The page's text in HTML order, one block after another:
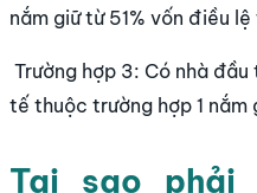
nắm giữ từ 51% vốn điều
Trường hợp 3: Có nhà
tế thuộc trường hợp 1 nắm
Tại sao phải